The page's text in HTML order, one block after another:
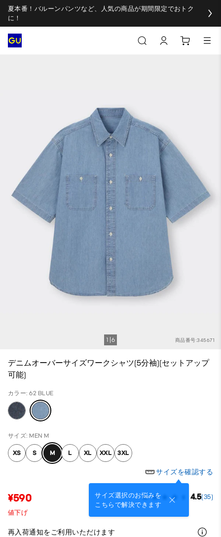
夏本番！バルーンパンツなど、人気の商品が期間限定でおトク
に！
商品番号:345671
1 6
デニムオーバーサイズワークシャツ(5分袖)(セットアップ
可能)
カラー: 62 BLUE
サイズ: MEN M
XS S M L XL XXL 3XL
サイズを確認する
サイズ選択のお悩みを
こちらで解決できます
¥590 4.5(35)
値下げ
再入荷通知をご利用いただけます